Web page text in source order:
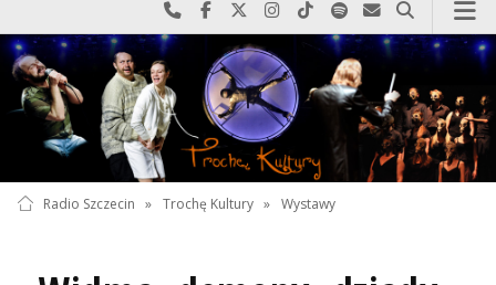
Najlepiej po prostu do nas zadzwoń
Odwiedź nas na Facebook-u
Odwiedź nas na X
Odwiedź nas na Instagram-ie
Odwiedź nas na TikTok-u
Szukaj nas na Spotify
Wyślij do nas
Szukaj
Radio Szczecin » Trochę Kultury » Wystawy